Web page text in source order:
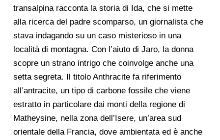
transalpina racconta la storia di Ida, che si mette
alla ricerca del padre scomparso, un giornalista che
stava indagando su un caso misterioso in una
località di montagna. Con l’aiuto di Jaro, la donna
scopre un strano intrigo che coinvolge anche una
setta segreta. Il titolo Anthracite fa riferimento
all’antracite, un tipo di carbone fossile che viene
estratto in particolare dai monti della regione di
Matheysine, nella zona dell’Isere, un’area sud
orientale della Francia, dove ambientata ed è anche